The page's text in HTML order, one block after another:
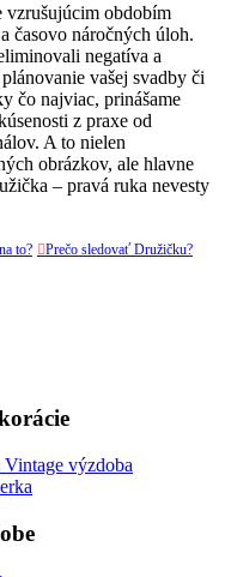
vzrušujúcim obdobím
časovo náročných úloh.
negatíva a
vašej svadby či
čo najviac, prinášame
z praxe od
A to nielen
obrázkov, ale hlavne
– pravá ruka nevesty
to? Prečo sledovať Družičku?
Vintage výzdoba